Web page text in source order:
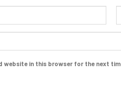
website in this browser for the next